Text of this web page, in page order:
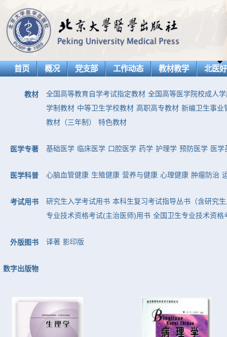
首页 概况 党支部 工作动态 教材教学 北医
教材 全国高等教育自学考试指定教材 全国高等医学院校成人
学制教材 中等卫生学校教材 高职高专教材 新编卫生事业
教材（三年制）
特色教材
医学专著 基础医学 临床医学 口腔医学 药学 护理学 预防医学 医学
医学科普 心脑血管健康 生殖健康 营养与健康 心理健康 肿瘤防治
考试用书 研究生入学考试用书 本科生复习考试指导丛书（含研究
专业技术资格考试(主治医师)用书 全国卫生专业技术资格
外版图书 译著 影印版
数字出版物